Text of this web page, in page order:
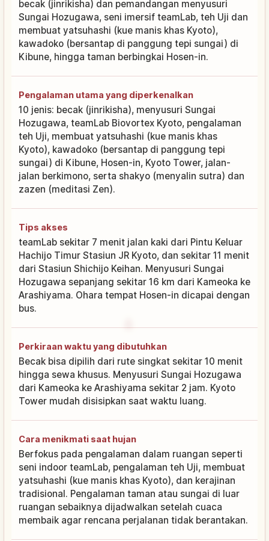
becak (jinrikisha) dan pemandangan menyusuri
Sungai Hozugawa, seni imersif teamLab, teh Uji dan
membuat yatsuhashi (kue manis khas Kyoto),
kawadoko (bersantap di panggung tepi sungai) di
Kibune, hingga taman berbingkai Hosen-in.
Pengalaman utama yang diperkenalkan
10 jenis: becak (jinrikisha), menyusuri Sungai
Hozugawa, teamLab Biovortex Kyoto, pengalaman
teh Uji, membuat yatsuhashi (kue manis khas
Kyoto), kawadoko (bersantap di panggung tepi
sungai) di Kibune, Hosen-in, Kyoto Tower, jalan-
jalan berkimono, serta shakyo (menyalin sutra) dan
zazen (meditasi Zen).
Tips akses
teamLab sekitar 7 menit jalan kaki dari Pintu Keluar
Hachijo Timur Stasiun JR Kyoto, dan sekitar 11 menit
dari Stasiun Shichijo Keihan. Menyusuri Sungai
Hozugawa sepanjang sekitar 16 km dari Kameoka ke
Arashiyama. Ohara tempat Hosen-in dicapai dengan
bus.
Perkiraan waktu yang dibutuhkan
Becak bisa dipilih dari rute singkat sekitar 10 menit
hingga sewa khusus. Menyusuri Sungai Hozugawa
dari Kameoka ke Arashiyama sekitar 2 jam. Kyoto
Tower mudah disisipkan saat waktu luang.
Cara menikmati saat hujan
Berfokus pada pengalaman dalam ruangan seperti
seni indoor teamLab, pengalaman teh Uji, membuat
yatsuhashi (kue manis khas Kyoto), dan kerajinan
tradisional. Pengalaman taman atau sungai di luar
ruangan sebaiknya dijadwalkan setelah cuaca
membaik agar rencana perjalanan tidak berantakan.